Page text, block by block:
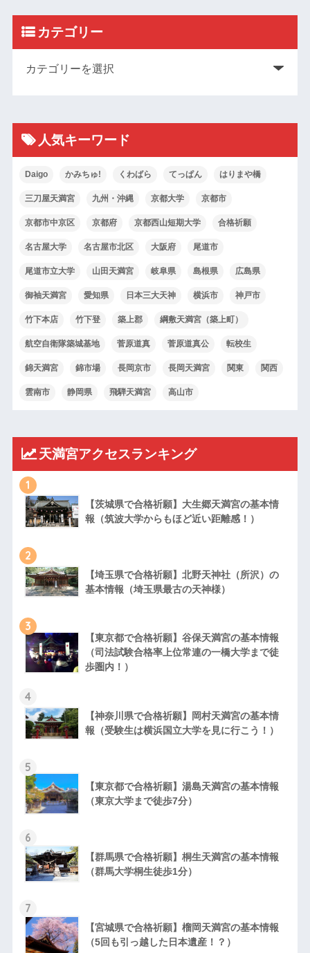
カテゴリー
人気キーワード
Daigo かみちゅ! くわばら てっぱん はりまや橋
三刀屋天満宮 九州・沖縄 京都大学 京都市
京都市中京区 京都府 京都西山短期大学 合格祈願
名古屋大学 名古屋市北区 大阪府 尾道市
尾道市立大学 山田天満宮 岐阜県 島根県 広島県
御袖天満宮 愛知県 日本三大天神 横浜市 神戸市
竹下本店 竹下登 築上郡 綱敷天満宮（築上町）
航空自衛隊築城基地 菅原道真 菅原道真公 転校生
錦天満宮 錦市場 長岡京市 長岡天満宮 関東 関西
雲南市 静岡県 飛騨天満宮 高山市
天満宮アクセスランキング
1
【茨城県で合格祈願】大生郷天満宮の基本情
報（筑波大学からもほど近い距離感！）
2
【埼玉県で合格祈願】北野天神社（所沢）の
基本情報（埼玉県最古の天神様）
3
【東京都で合格祈願】谷保天満宮の基本情報
（司法試験合格率上位常連の一橋大学まで徒
歩圏内！）
4
【神奈川県で合格祈願】岡村天満宮の基本情
報（受験生は横浜国立大学を見に行こう！）
5
【東京都で合格祈願】湯島天満宮の基本情報
（東京大学まで徒歩7分）
6
【群馬県で合格祈願】桐生天満宮の基本情報
（群馬大学桐生徒歩1分）
7
【宮城県で合格祈願】榴岡天満宮の基本情報
（5回も引っ越した日本遺産！？）